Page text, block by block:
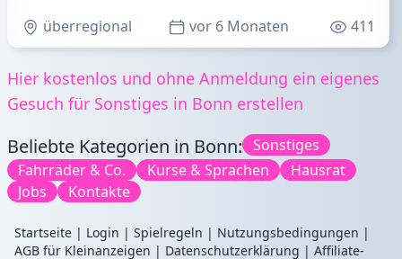
überregional
vor 6 Monaten 411
Hier kostenlos und ohne Anmeldung ein eigenes
Gesuch für Sonstiges in Bonn erstellen
Beliebte Kategorien in Bonn: Sonstiges
Fahrräder & Co.
Kurse & Sprachen
Hausrat
Jobs
Kontakte
Startseite | Login | Spielregeln | Nutzungsbedingungen |
AGB für Kleinanzeigen | Datenschutzerklärung | Affiliate-